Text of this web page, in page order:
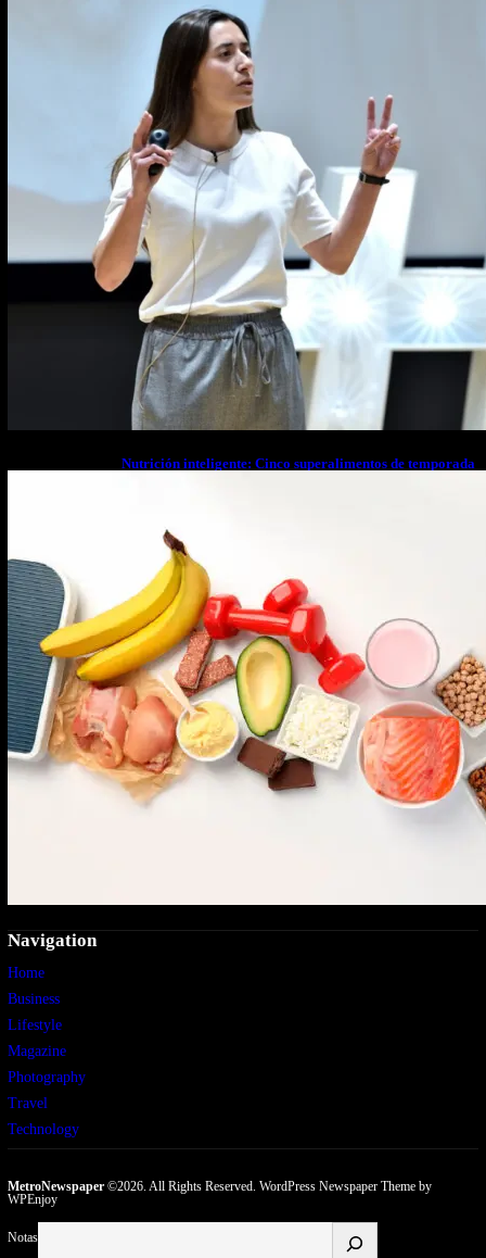
estrés financiero en Latinoamérica
Nutrición inteligente: Cinco superalimentos de temporada
Navigation
Home
Business
Lifestyle
Magazine
Photography
Travel
Technology
MetroNewspaper©2026. All Rights Reserved. WordPress Newspaper Themeby
WPEnjoy
Notas